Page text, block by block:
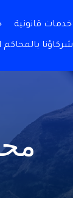
خدمات قانونية
شركاؤنا